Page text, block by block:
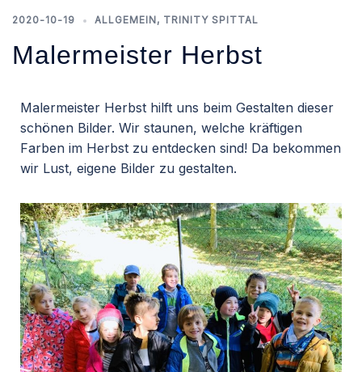
2020-10-19 ALLGEMEIN, TRINITY SPITTAL
Malermeister Herbst
Malermeister Herbst hilft uns beim Gestalten dieser
schönen Bilder. Wir staunen, welche kräftigen
Farben im Herbst zu entdecken sind! Da bekommen
wir Lust, eigene Bilder zu gestalten.